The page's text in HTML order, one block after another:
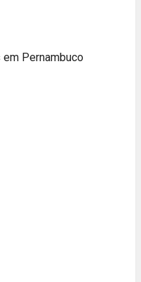
Pernambuco